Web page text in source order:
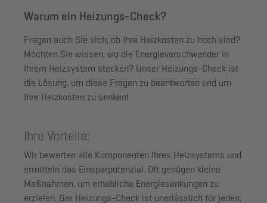
Warum ein Heizungs-Check?
Fragen auch Sie sich, ob Ihre Heizkosten zu hoch sind?
Möchten Sie wissen, wo die Energieverschwender in
Ihrem Heizsystem stecken? Unser Heizungs-Check ist
die Lösung, um diese Fragen zu beantworten und um
Ihre Heizkosten zu senken!
Ihre Vorteile:
Wir bewerten alle Komponenten Ihres Heizsystems und
ermitteln das Einsparpotenzial. Oft genügen kleine
Maßnahmen, um erhebliche Energiesenkungen zu
erzielen. Der Heizungs-Check ist unerlässlich für jeden,